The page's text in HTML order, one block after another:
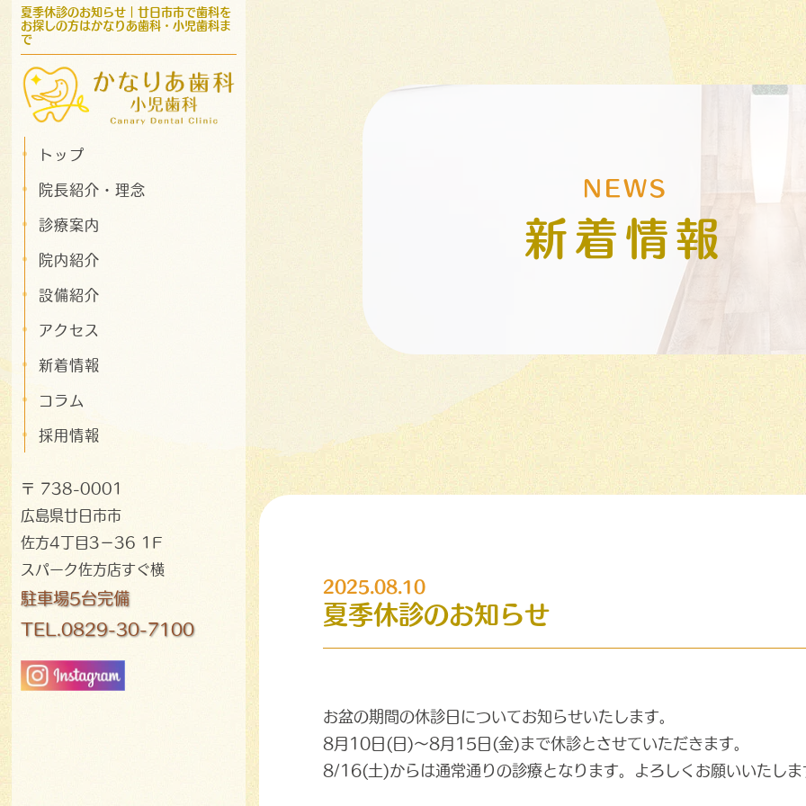
夏季休診のお知らせ｜廿日市市で歯科を
お探しの方はかなりあ歯科・小児歯科ま
で
トップ
院長紹介・理念
診療案内
院内紹介
設備紹介
アクセス
新着情報
コラム
採用情報
〒 738-0001
広島県廿日市市
佐方4丁目3−36 1F
スパーク佐方店すぐ横
駐車場5台完備
TEL.0829-30-7100
NEWS
新着情報
2025.08.10
夏季休診のお知らせ
お盆の期間の休診日についてお知らせいたします。
8月10日(日)～8月15日(金)まで休診とさせていただきます。
8/16(土)からは通常通りの診療となります。よろしくお願いいたし